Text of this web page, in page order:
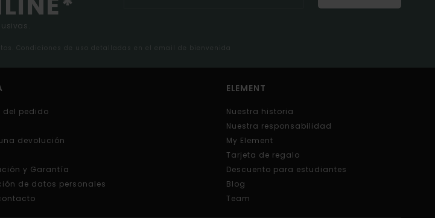
Condiciones de uso detalladas en el email de bienvenida
del pedido
devolución
y Garantía
de datos personales
ELEMENT
Nuestra historia
Nuestra responsabilidad
My Element
Tarjeta de regalo
Descuento para estudiantes
Blog
Team